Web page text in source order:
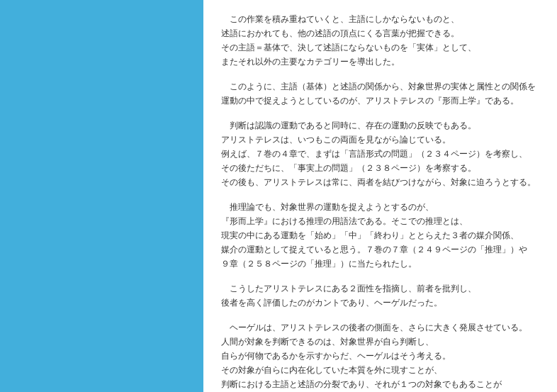
この作業を積み重ねていくと、主語にしかならないものと、
述語におかれても、他の述語の頂点にくる言葉が把握できる。
その主語＝基体で、決して述語にならないものを「実体」として、
またそれ以外の主要なカテゴリーを導出した。
このように、主語（基体）と述語の関係から、対象世界の実体と属性との関係を
運動の中で捉えようとしているのが、アリストテレスの『形而上学』である。
判断は認識の運動であると同時に、存在の運動の反映でもある。
アリストテレスは、いつもこの両面を見ながら論じている。
例えば、７巻の４章で、まずは「言語形式の問題」（２３４ページ）を考察し、
その後ただちに、「事実上の問題」（２３８ページ）を考察する。
その後も、アリストテレスは常に、両者を結びつけながら、対象に迫ろうとする。
推理論でも、対象世界の運動を捉えようとするのが、
『形而上学』における推理の用語法である。そこでの推理とは、
現実の中にある運動を「始め」「中」「終わり」ととらえた３者の媒介関係、
媒介の運動として捉えていると思う。７巻の７章（２４９ページの「推理」）や
９章（２５８ページの「推理」）に当たられたし。
こうしたアリストテレスにある２面性を指摘し、前者を批判し、
後者を高く評価したのがカントであり、ヘーゲルだった。
ヘーゲルは、アリストテレスの後者の側面を、さらに大きく発展させている。
人間が対象を判断できるのは、対象世界が自ら判断し、
自らが何物であるかを示すからだ、ヘーゲルはそう考える。
その対象が自らに内在化していた本質を外に現すことが、
判断における主語と述語の分裂であり、それが１つの対象でもあることが